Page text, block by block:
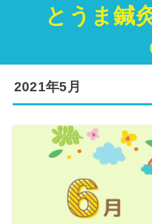
とうま鍼
2021年5月